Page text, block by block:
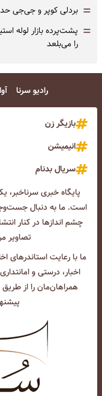
= بردلی کوپر و جی‌جی
=
را می‌بلعد
رادیو سرنا
بازیگر زن
انیمیشن
سریال بدنام
پایگاه خبری
است. ما به دنبال
چشم انداز‌ها در کنار
تصاویر
ما با رعایت استاندرهای
اخبار، درستی و
همراهان‌مان را از